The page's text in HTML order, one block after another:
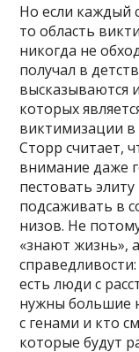
Но если каждый
то область
никогда не
получал в
высказываются
которых
виктимизации в
Сторр считает,
внимание даже
пестовать
подсаживать в
низов. Не
«знают жизнь»,
есть люди с
нужны большие
с генами и кто
которые будут